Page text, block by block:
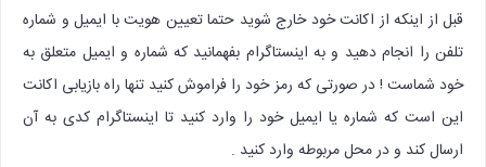
قبل از اینکه از اکانت خود خارج شوید حتما تعیین هویت با ایمیل و شماره
تلفن را انجام دهید و به اینستاگرام بفهمانید که شماره و ایمیل متعلق به
خود شماست ! در صورتی که رمز خود را فراموش کنید تنها راه بازیابی اکانت
این است که شماره یا ایمیل خود را وارد کنید تا اینستاگرام کدی به آن
ارسال کند و در محل مربوطه وارد کنید .